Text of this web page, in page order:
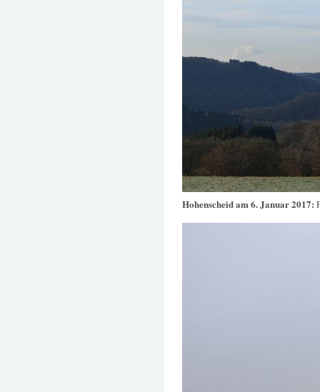
Hohenscheid am 6. Januar 2017: